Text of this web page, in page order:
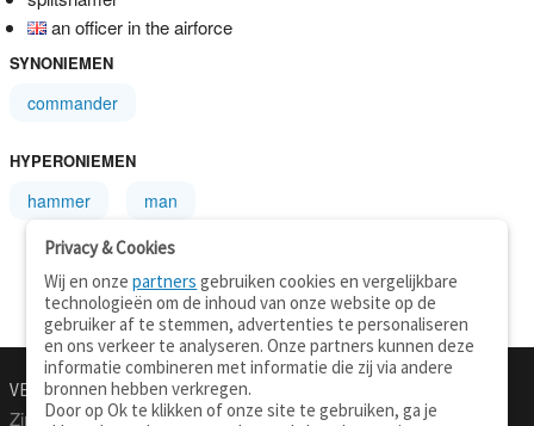
an officer in the airforce
SYNONIEMEN
commander
HYPERONIEMEN
hammer man
VERTALEN.NU
Zinnen vertalen Over deze site
Privacy & Cookies
Wij en onzepartners gebruiken cookies en vergelijkbare
technologieën om de inhoud van onze website op de
gebruiker af te stemmen, advertenties te personaliseren
en ons verkeer te analyseren. Onze partners kunnen deze
informatie combineren met informatie die zij via andere
bronnen hebben verkregen.
Door op Ok te klikken of onze site te gebruiken, ga je